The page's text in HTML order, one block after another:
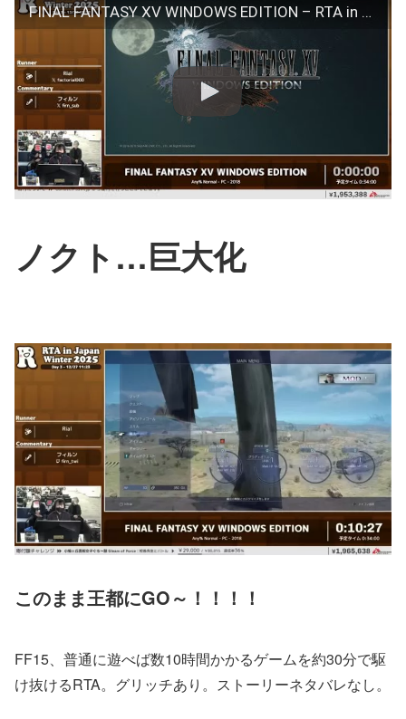
FINAL FANTASY XV WINDOWS EDITION – RTA in Japan Winter 2025
ノクト…巨大化
このまま王都にGO～！！！！
FF15、普通に遊べば数10時間かかるゲームを約30分で駆
け抜けるRTA。グリッチあり。ストーリーネタバレなし。